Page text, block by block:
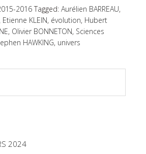
2016 Tagged: Aurélien BARREAU,
Etienne KLEIN, évolution, Hubert
, Olivier BONNETON, Sciences
HAWKING, univers
2024